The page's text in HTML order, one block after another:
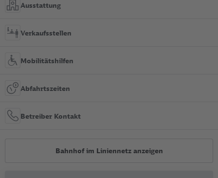
Ausstattung
Verkaufsstellen
Mobilitätshilfen
Abfahrtszeiten
Betreiber Kontakt
Bahnhof im Liniennetz anzeigen